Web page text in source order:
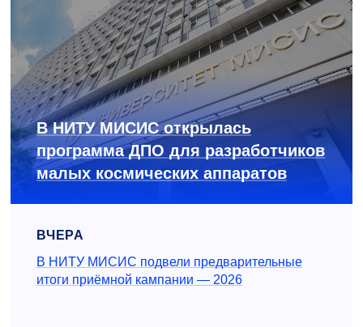
В НИТУ МИСИС открылась
программа ДПО для разработчиков
малых космических аппаратов
ВЧЕРА
В НИТУ МИСИС подвели предварительные
итоги приёмной кампании — 2026